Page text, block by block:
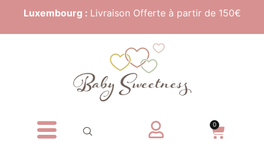
Luxembourg : Livraison Offerte à partir de 150€
0